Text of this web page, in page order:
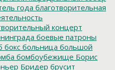
года благотворительная
концерт
боевые патроны
бокс больница большой
бомбоубежище Борис
Бридер брусит